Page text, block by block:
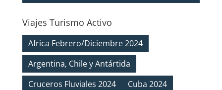
Viajes Turismo Activo
Africa Febrero/Diciembre 2024
Argentina, Chile y Antártida
Cruceros Fluviales 2024
Cuba 2024